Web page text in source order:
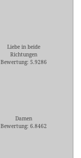
Liebe in beide
Richtungen
Bewertung: 5.9286
Damen
Bewertung: 6.8462